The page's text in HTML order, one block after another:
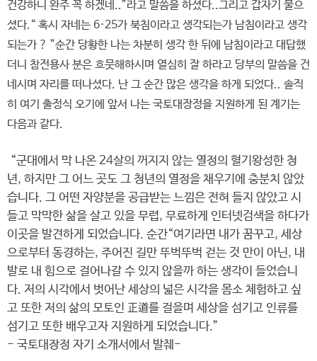
건강하니 완주 꼭 하겠네..”라고 말씀을 하셨다..그리고 갑자기 물으
셨다.“ 혹시 자네는 6·25가 북침이라고 생각되는가 남침이라고 생각
되는가 ? ”순간 당황한 나는 차분히 생각 한 뒤에 남침이라고 대답했
더니 참전용사 분은 흐뭇해하시며 열심히 잘 하라고 당부의 말씀을 건
네시며 자리를 떠나셨다. 난 그 순간 많은 생각을 하게 되었다.. 솔직
히 여기 출정식 오기에 앞서 나는 국토대장정을 지원하게 된 계기는
다음과 같다.
“군대에서 막 나온 24살의 꺼지지 않는 열정의 혈기왕성한 청
년, 하지만 그 어느 곳도 그 청년의 열정을 채우기에 충분치 않았
습니다. 그 어떤 자양분을 공급받는 느낌은 전혀 들지 않았고 시
들고 막막한 삶을 살고 있을 무렵, 무료하게 인터넷검색을 하다가
이곳을 발견하게 되었습니다. 순간“여기라면 내가 꿈꾸고, 세상
으로부터 동경하는, 주어진 길만 뚜벅뚜벅 걷는 것 만이 아닌, 내
발로 내 힘으로 걸어나갈 수 있지 않을까 하는 생각이 들었습니
다. 저의 시각에서 벗어난 세상의 넓은 시각을 몸소 체험하고 싶
고 또한 저의 삶의 모토인 正道를 걸을며 세상을 섬기고 인류를
섬기고 또한 배우고자 지원하게 되었습니다.”
- 국토대장정 자기 소개서에서 발췌-